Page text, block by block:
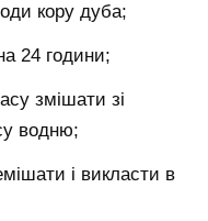
кору дуба;
24 години;
змішати зі
водню;
і викласти в